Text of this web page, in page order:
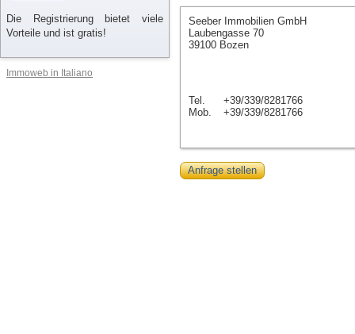
Die Registrierung bietet viele
Vorteile und ist gratis!
Immoweb in Italiano
Seeber Immobilien GmbH
Laubengasse 70
39100 Bozen
Tel.
+39/339/8281766
Mob.
+39/339/8281766
Anfrage stellen